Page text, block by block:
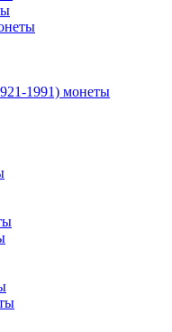
1991) монеты